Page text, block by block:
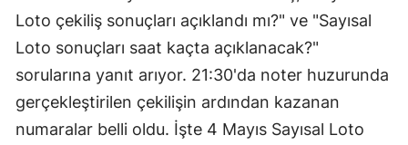
Loto çekiliş sonuçları açıklandı mı?" ve "Sayısal
Loto sonuçları saat kaçta açıklanacak?"
sorularına yanıt arıyor. 21:30'da noter huzurunda
gerçekleştirilen çekilişin ardından kazanan
numaralar belli oldu. İşte 4 Mayıs Sayısal Loto